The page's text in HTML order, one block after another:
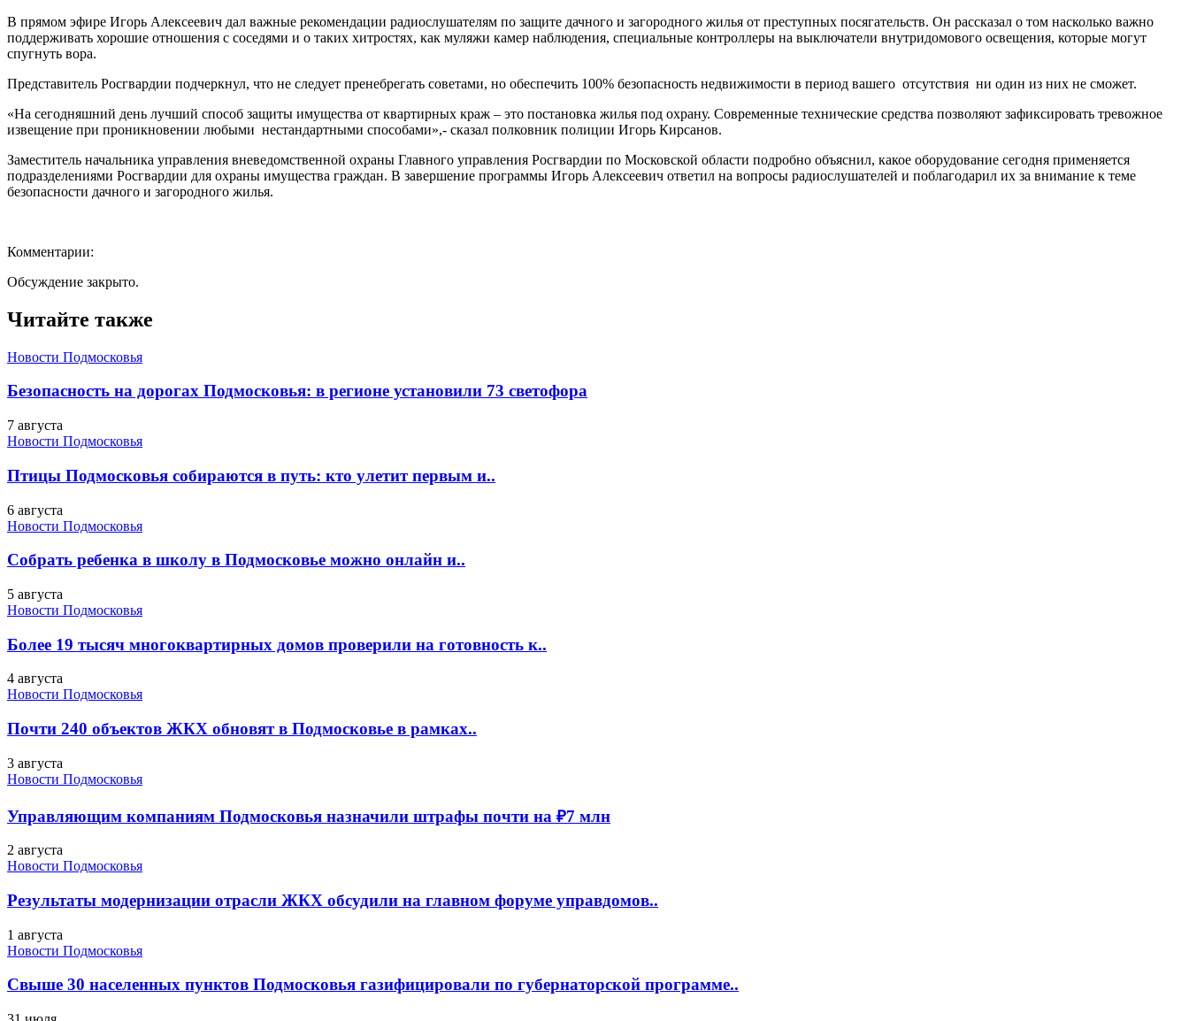
В прямом эфире Игорь Алексеевич дал важные рекомендации радиослушателям по защите дачного и загородного жилья от преступных посягательств. Он рассказал о том насколько важно
поддерживать хорошие отношения с соседями и о таких хитростях, как муляжи камер наблюдения, специальные контроллеры на выключатели внутридомового освещения, которые могут
спугнуть вора.
Представитель Росгвардии подчеркнул, что не следует пренебрегать советами, но обеспечить 100% безопасность недвижимости в период вашего отсутствия ни один из них не сможет.
«На сегодняшний день лучший способ защиты имущества от квартирных краж – это постановка жилья под охрану. Современные технические средства позволяют зафиксировать тревожное
извещение при проникновении любыми нестандартными способами»,- сказал полковник полиции Игорь Кирсанов.
Заместитель начальника управления вневедомственной охраны Главного управления Росгвардии по Московской области подробно объяснил, какое оборудование сегодня применяется
подразделениями Росгвардии для охраны имущества граждан. В завершение программы Игорь Алексеевич ответил на вопросы радиослушателей и поблагодарил их за внимание к теме
безопасности дачного и загородного жилья.
Комментарии:
Обсуждение закрыто.
Читайте также
Новости Подмосковья
Безопасность на дорогах Подмосковья: в регионе установили 73 светофора
7 августа
Новости Подмосковья
Птицы Подмосковья собираются в путь: кто улетит первым и..
6 августа
Новости Подмосковья
Собрать ребенка в школу в Подмосковье можно онлайн и..
5 августа
Новости Подмосковья
Более 19 тысяч многоквартирных домов проверили на готовность к..
4 августа
Новости Подмосковья
Почти 240 объектов ЖКХ обновят в Подмосковье в рамках..
3 августа
Новости Подмосковья
Управляющим компаниям Подмосковья назначили штрафы почти на ₽7 млн
2 августа
Новости Подмосковья
Результаты модернизации отрасли ЖКХ обсудили на главном форуме управдомов..
1 августа
Новости Подмосковья
Свыше 30 населенных пунктов Подмосковья газифицировали по губернаторской программе..